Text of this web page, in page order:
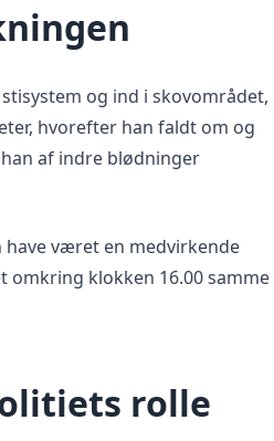
og ind i skovområdet,
hvorefter han faldt om og
af indre blødninger
have været en medvirkende
omkring klokken 16.00 samme
rolle